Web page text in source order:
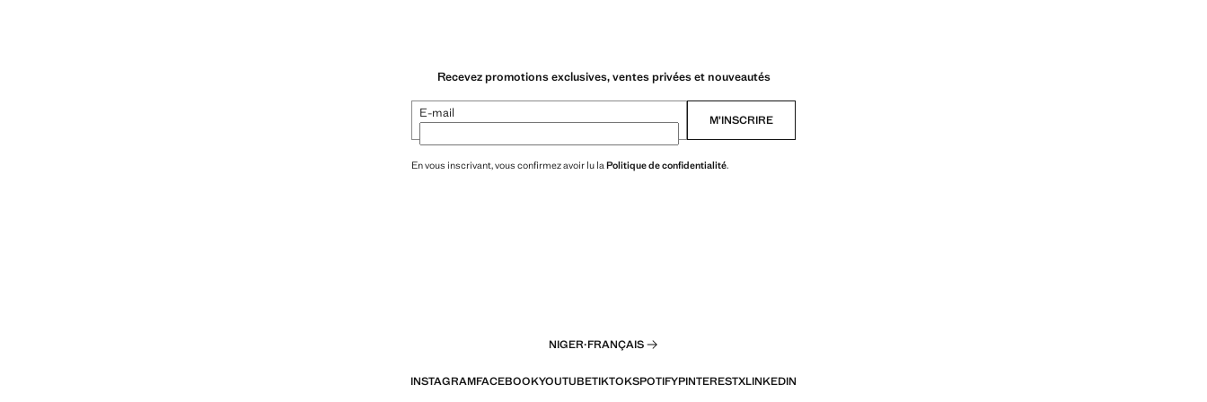
Recevez promotions exclusives, ventes privées et nouveautés
E-mail M’INSCRIRE
En vous inscrivant, vous confirmez avoir lu la Politique de confidentialité.
NIGER·FRANÇAIS
INSTAGRAMFACEBOOKYOUTUBETIKTOKSPOTIFYPINTERESTXLINKEDIN